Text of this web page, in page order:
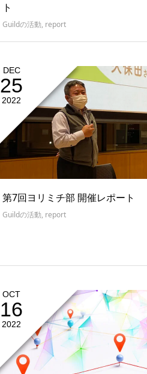
ト
Guildの活動, report
DEC
25
2022
第7回ヨリミチ部 開催レポート
Guildの活動, report
OCT
16
2022